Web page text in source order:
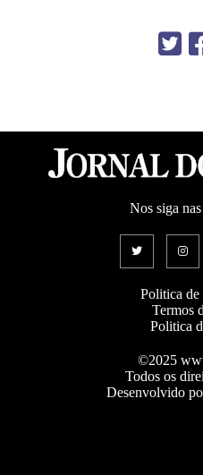
Nos siga
Politica de
Termos
Politica
©2025
Todos os
Desenvolvido